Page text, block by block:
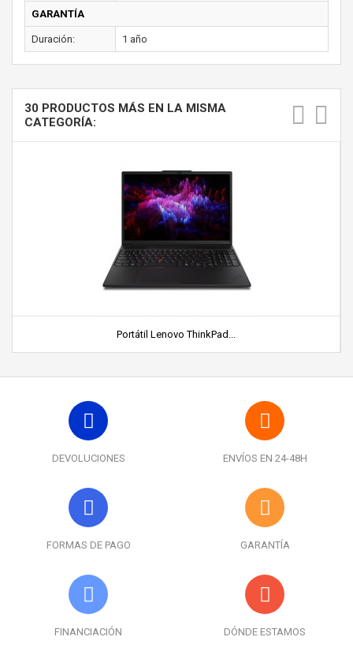
GARANTÍA
Duración: 1 año
30 PRODUCTOS MÁS EN LA MISMA
CATEGORÍA:
Portátil Lenovo ThinkPad...
DEVOLUCIONES ENVÍOS EN 24-48H
FORMAS DE PAGO GARANTÍA
FINANCIACIÓN DÓNDE ESTAMOS